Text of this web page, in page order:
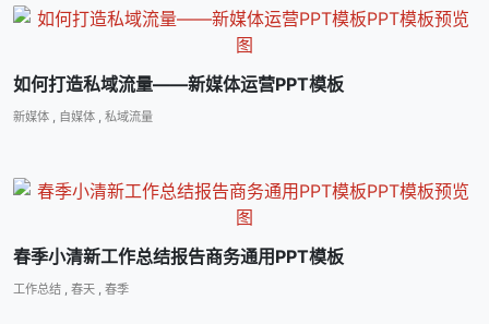
如何打造私域流量――新媒体运营PPT模板
新媒体 , 自媒体 , 私域流量
春季小清新工作总结报告商务通用PPT模板
工作总结 , 春天 , 春季